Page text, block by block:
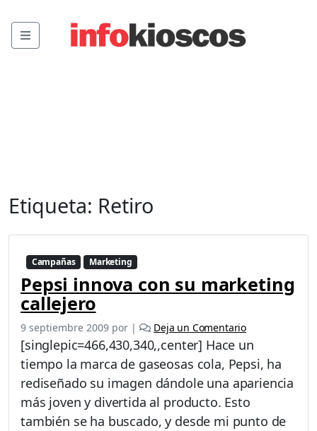
Menu
Etiqueta: Retiro
Campañas Marketing
Pepsi innova con su marketing
callejero
9 septiembre 2009 por | Deja un Comentario
[singlepic=466,430,340,,center] Hace un
tiempo la marca de gaseosas cola, Pepsi, ha
rediseñado su imagen dándole una apariencia
más joven y divertida al producto. Esto
también se ha buscado, y desde mi punto de